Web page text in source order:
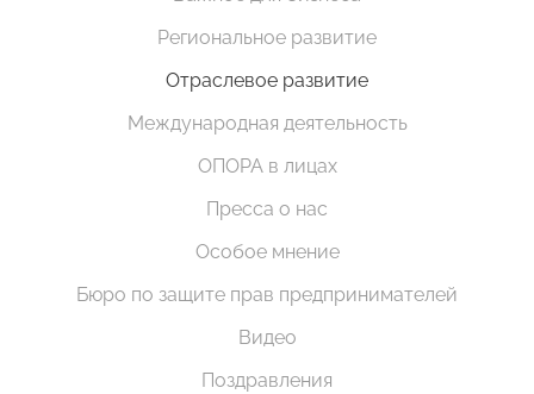
Региональное развитие
Отраслевое развитие
Международная деятельность
ОПОРА в лицах
Пресса о нас
Особое мнение
Бюро по защите прав предпринимателей
Видео
Поздравления